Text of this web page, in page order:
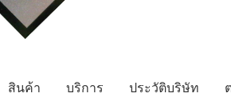
สินค้า บริการ ประวัติบริษัท